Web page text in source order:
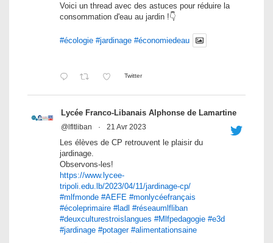
Voici un thread avec des astuces pour réduire la
consommation d'eau au jardin !👇
#écologie #jardinage #économiedeau
Twitter
Lycée Franco-Libanais Alphonse de Lamartine
@lfltliban · 21 Avr 2023
Les élèves de CP retrouvent le plaisir du
jardinage.
Observons-les!
https://www.lycee-
tripoli.edu.lb/2023/04/11/jardinage-cp/
#mlfmonde #AEFE #monlycéefrançais
#écoleprimaire #ladl #réseaumlfliban
#deuxculturestroislangues #Mlfpedagogie #e3d
#jardinage #potager #alimentationsaine